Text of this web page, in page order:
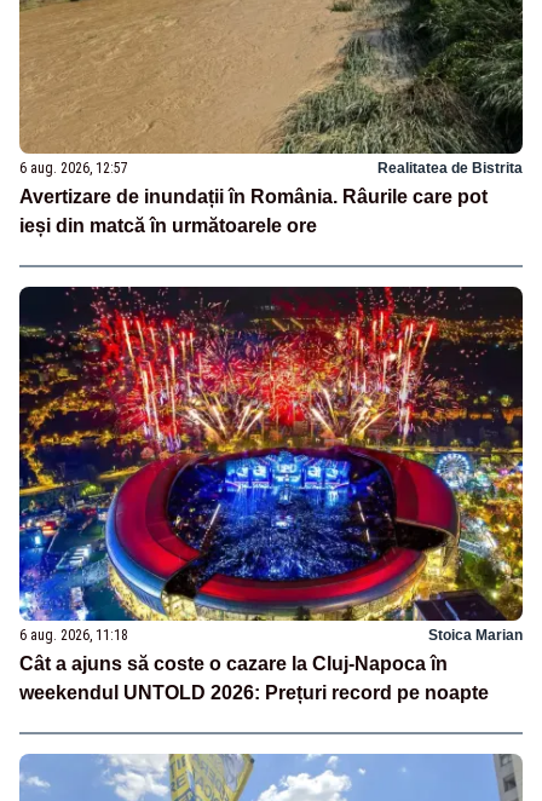
6 aug. 2026, 12:57 Realitatea de Bistrita
Avertizare de inundații în România. Râurile care pot
ieși din matcă în următoarele ore
6 aug. 2026, 11:18 Stoica Marian
Cât a ajuns să coste o cazare la Cluj-Napoca în
weekendul UNTOLD 2026: Prețuri record pe noapte